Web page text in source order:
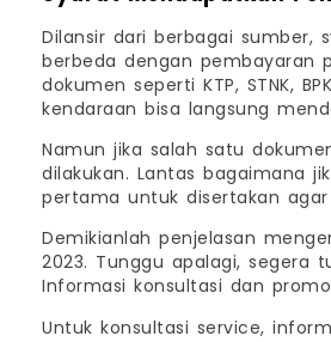
Dilansir dari berbagai
berbeda dengan pembayaran
dokumen seperti KTP, STNK,
kendaraan bisa langsung
Namun jika salah satu
dilakukan. Lantas bagaimana
pertama untuk disertakan
Demikianlah penjelasan
2023. Tunggu apalagi, segera
Informasi konsultasi dan
Untuk konsultasi service,